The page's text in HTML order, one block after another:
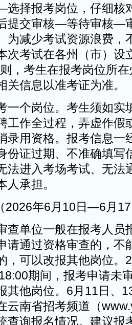
择报考岗位，仔细核
提交审核—等待审核—
为减少考试资源浪费，
次考试在各州（市）设
，考生在报考岗位所
关信息以准考证为准。
一个岗位。考生须如实
工作全过程，弄虚作假
录用资格。报考信息一
份证过期、不准确填写
法进入考场考试、无法
人承担。
2026年6月10日—6月
查单位一般在报考人员
请通过资格审查的，不
，可以改报其他岗位。
期间，报考申请未
其他岗位。6月11日、
云南省招考频道（
查询报名情况。建议报